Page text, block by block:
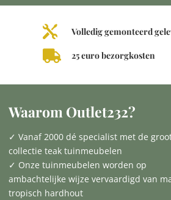
 Volledig gemonteerd
 25 euro bezorgkosten
Waarom Outlet232?
✓ Vanaf 2000 dé specialist met de
collectie teak tuinmeubelen
✓ Onze tuinmeubelen worden op
ambachtelijke wijze vervaardigd van
tropisch hardhout